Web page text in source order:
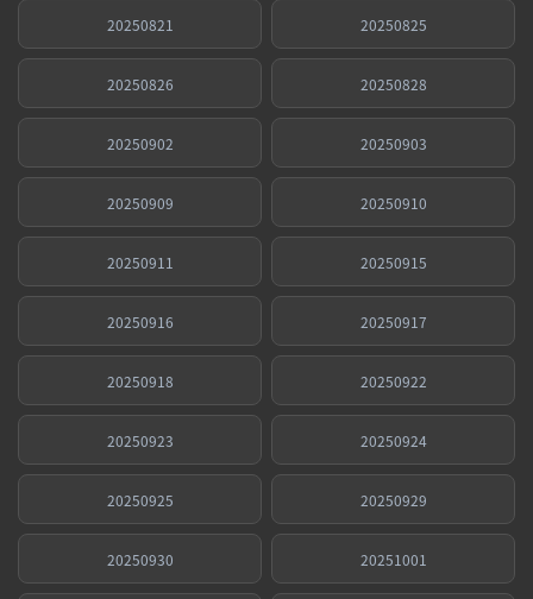
20250821 20250825
20250826 20250828
20250902 20250903
20250909 20250910
20250911 20250915
20250916 20250917
20250918 20250922
20250923 20250924
20250925 20250929
20250930 20251001